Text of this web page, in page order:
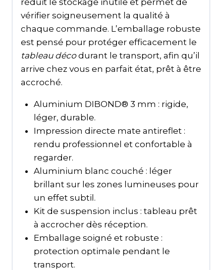
vérifier soigneusement la qualité à
chaque commande. L’emballage robuste
est pensé pour protéger efficacement le
tableau décodurant le transport, afin qu’il
arrive chez vous en parfait état, prêt à être
accroché.
Aluminium DIBOND® 3 mm : rigide,
léger, durable.
Impression directe mate antireflet :
rendu professionnel et confortable à
regarder.
Aluminium blanc couché : léger
brillant sur les zones lumineuses pour
un effet subtil.
Kit de suspension inclus : tableau prêt
à accrocher dès réception.
Emballage soigné et robuste :
protection optimale pendant le
transport.